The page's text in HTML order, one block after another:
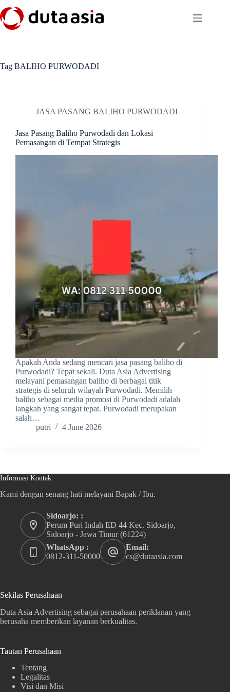
to
content
Tag BALIHO PURWODADI
JASA PASANG BALIHO PURWODADI
Jasa Pasang Baliho Purwodadi dan Lokasi
Pemasangan di Tempat Strategis
Apakah Anda sedang mencari jasa pasang baliho di
Purwodadi? Tepat sekali. Duta Asia Advertising
melayani pemasangan baliho di berbagai titik
strategis di seluruh wilayah Purwodadi. Memilih
baliho sebagai media promosi di Purwodadi adalah
langkah yang sangat tepat. Purwodadi merupakan
salah…
putri
4 June 2026
Informasi Kontak
Kami dengan senang hati melayani Bapak / Ibu.
Sidoarjo: :
Perum Puri Indah ED 44 Kec. Sidoarjo,
Sidoarjo - Jawa Timur (61224)
WhatsApp :
0812-311-50000
Email:
cs@dutaasia.com
Sekilas Perusahaan
Duta Asia Advertising sebagai perusahaan periklanan yang
berusaha memberikan layanan berkualitas.
Tautan Perusahaan
Tentang
Legalitas
Visi dan Misi